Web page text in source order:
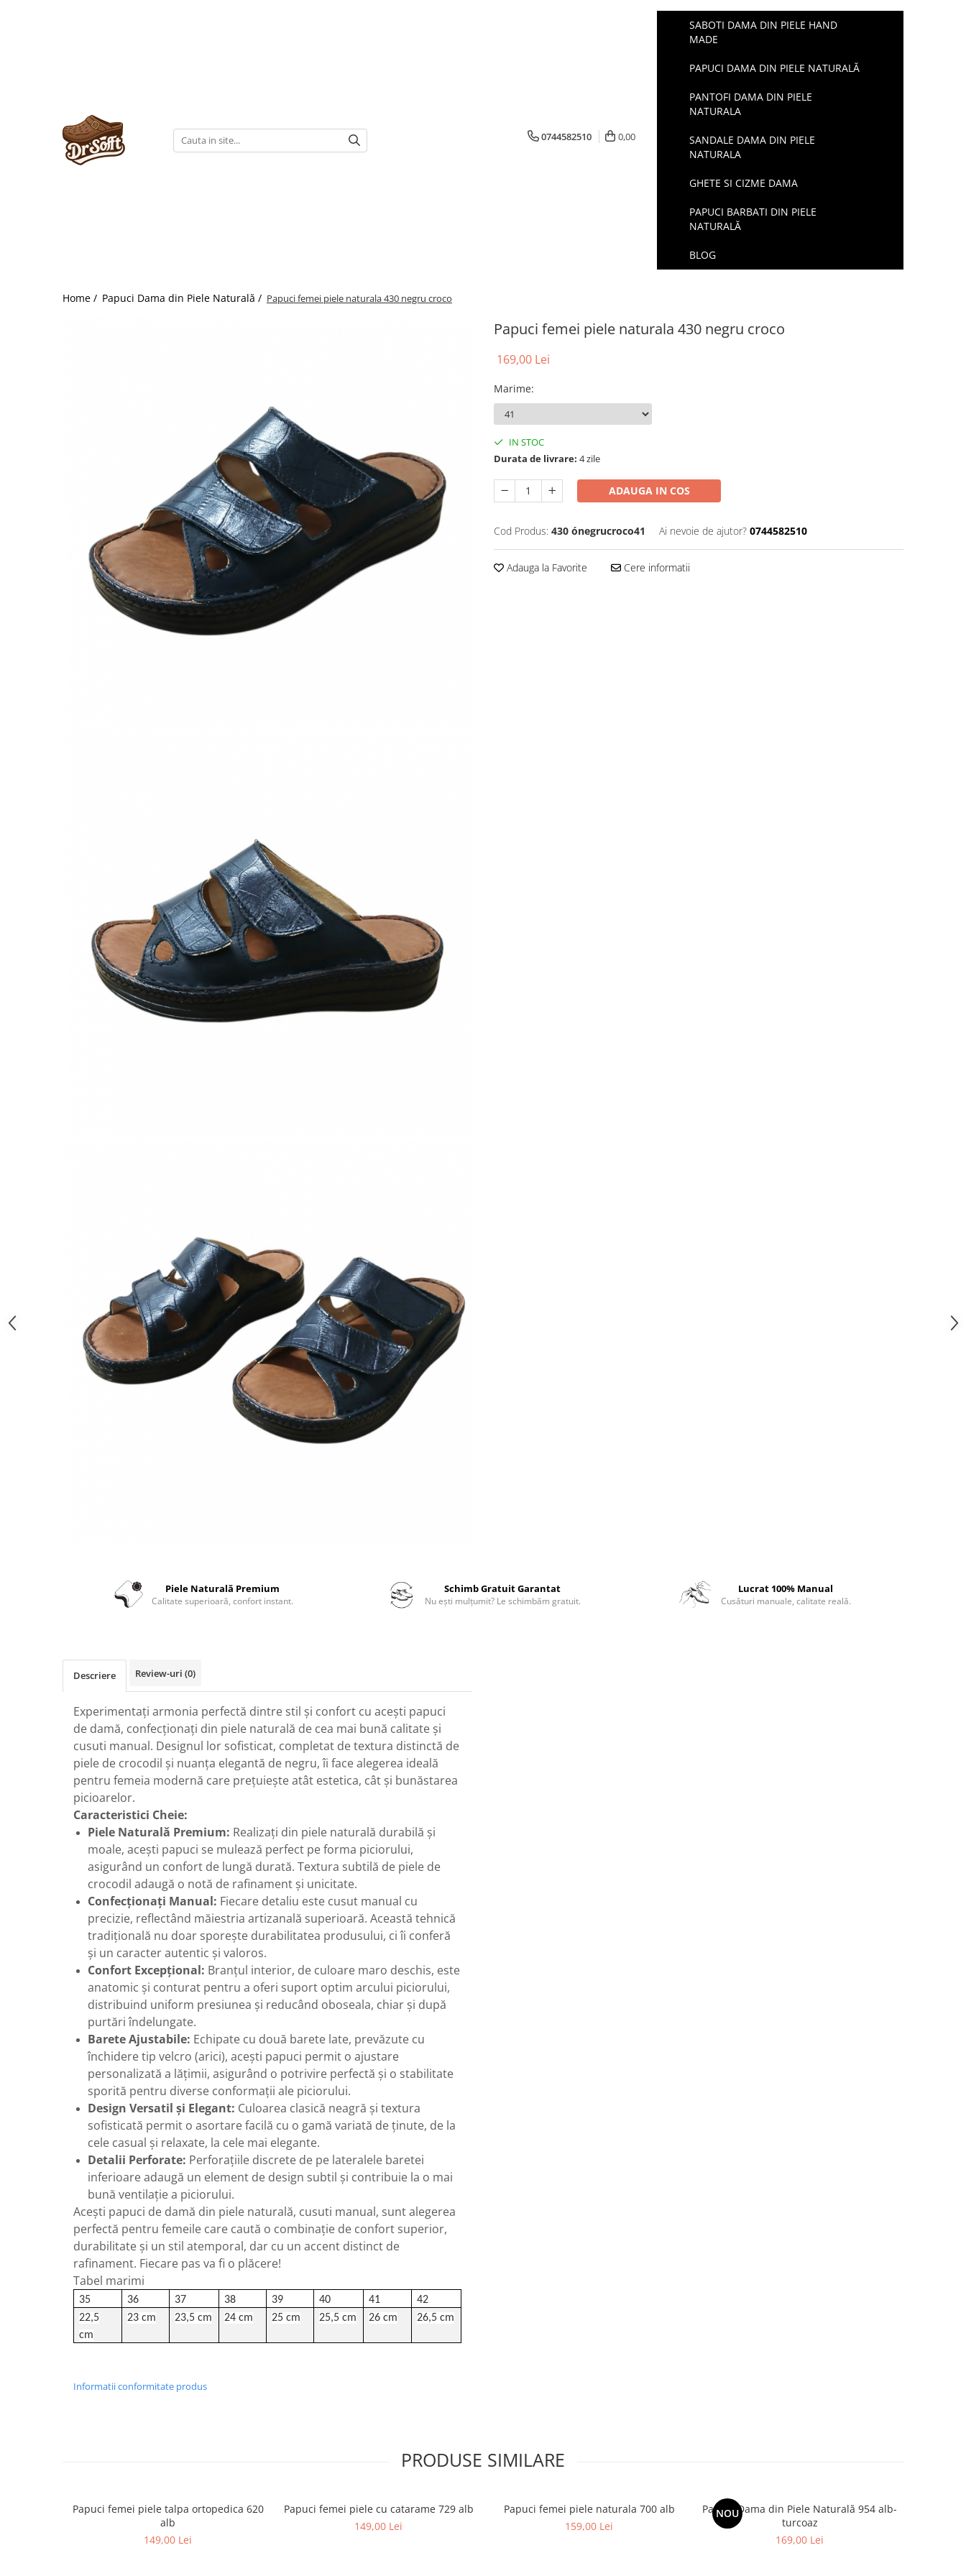
0744582510 0,00
SABOTI DAMA DIN PIELE HAND
MADE
PAPUCI DAMA DIN PIELE NATURALĂ
PANTOFI DAMA DIN PIELE
NATURALA
SANDALE DAMA DIN PIELE
NATURALA
GHETE SI CIZME DAMA
PAPUCI BARBATI DIN PIELE
NATURALĂ
BLOG
Home / Papuci Dama din Piele Naturală / Papuci femei piele naturala 430 negru croco
Papuci femei piele naturala 430 negru croco
169,00 Lei
Marime:
IN STOC
Durata de livrare: 4 zile
ADAUGA IN COS
Cod Produs: 430 ónegrucroco41 Ai nevoie de ajutor? 0744582510
Adauga la Favorite Cere informatii
Piele Naturală Premium
Calitate superioară, confort instant.
Schimb Gratuit Garantat
Nu ești mulțumit? Le schimbăm gratuit.
Lucrat 100% Manual
Cusături manuale, calitate reală.
Descriere Review-uri (0)
Experimentați armonia perfectă dintre stil și confort cu acești papuci
de damă, confecționați din piele naturală de cea mai bună calitate și
cusuti manual. Designul lor sofisticat, completat de textura distinctă de
piele de crocodil și nuanța elegantă de negru, îi face alegerea ideală
pentru femeia modernă care prețuiește atât estetica, cât și bunăstarea
picioarelor.
Caracteristici Cheie:
Piele Naturală Premium: Realizați din piele naturală durabilă și
moale, acești papuci se mulează perfect pe forma piciorului,
asigurând un confort de lungă durată. Textura subtilă de piele de
crocodil adaugă o notă de rafinament și unicitate.
Confecționați Manual: Fiecare detaliu este cusut manual cu
precizie, reflectând măiestria artizanală superioară. Această tehnică
tradițională nu doar sporește durabilitatea produsului, ci îi conferă
și un caracter autentic și valoros.
Confort Excepțional: Branțul interior, de culoare maro deschis, este
anatomic și conturat pentru a oferi suport optim arcului piciorului,
distribuind uniform presiunea și reducând oboseala, chiar și după
purtări îndelungate.
Barete Ajustabile: Echipate cu două barete late, prevăzute cu
închidere tip velcro (arici), acești papuci permit o ajustare
personalizată a lățimii, asigurând o potrivire perfectă și o stabilitate
sporită pentru diverse conformații ale piciorului.
Design Versatil și Elegant: Culoarea clasică neagră și textura
sofisticată permit o asortare facilă cu o gamă variată de ținute, de la
cele casual și relaxate, la cele mai elegante.
Detalii Perforate: Perforațiile discrete de pe lateralele baretei
inferioare adaugă un element de design subtil și contribuie la o mai
bună ventilație a piciorului.
Acești papuci de damă din piele naturală, cusuti manual, sunt alegerea
perfectă pentru femeile care caută o combinație de confort superior,
durabilitate și un stil atemporal, dar cu un accent distinct de
rafinament. Fiecare pas va fi o plăcere!
Tabel marimi
35 36 37 38 39 40 41
42
22,5
cm
23 cm 23,5 cm 24 cm 25 cm 25,5 cm 26 cm 26,5 cm
Informatii conformitate produs
PRODUSE SIMILARE
Papuci femei piele talpa ortopedica 620
alb
149,00 Lei
Papuci femei piele cu catarame 729 alb
149,00 Lei
Papuci femei piele naturala 700 alb
159,00 Lei
NOU
Papuci Dama din Piele Naturală 954 alb-
turcoaz
169,00 Lei